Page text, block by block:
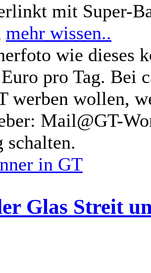
mit Super-
mehr wissen..
wie dieses
pro Tag. Bei
werben wollen,
Mail@GT-
schalten.
in GT
Glas Streit